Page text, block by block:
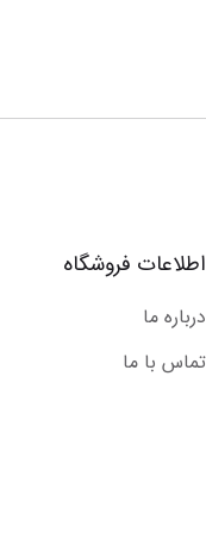
اطلاعات فروشگاه
درباره ما
تماس با ما